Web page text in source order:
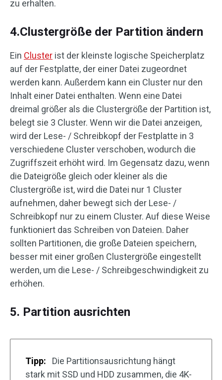
zu erhalten.
4.Clustergröße der Partition ändern
Ein Cluster ist der kleinste logische Speicherplatz
auf der Festplatte, der einer Datei zugeordnet
werden kann. Außerdem kann ein Cluster nur den
Inhalt einer Datei enthalten. Wenn eine Datei
dreimal größer als die Clustergröße der Partition ist,
belegt sie 3 Cluster. Wenn wir die Datei anzeigen,
wird der Lese- / Schreibkopf der Festplatte in 3
verschiedene Cluster verschoben, wodurch die
Zugriffszeit erhöht wird. Im Gegensatz dazu, wenn
die Dateigröße gleich oder kleiner als die
Clustergröße ist, wird die Datei nur 1 Cluster
aufnehmen, daher bewegt sich der Lese- /
Schreibkopf nur zu einem Cluster. Auf diese Weise
funktioniert das Schreiben von Dateien. Daher
sollten Partitionen, die große Dateien speichern,
besser mit einer großen Clustergröße eingestellt
werden, um die Lese- / Schreibgeschwindigkeit zu
erhöhen.
5. Partition ausrichten
Tipp:
Die Partitionsausrichtung hängt
stark mit SSD und HDD zusammen, die 4K-